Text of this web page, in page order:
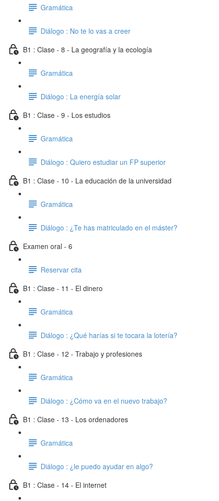
Gramática
Diálogo : No te lo vas a creer
B1 : Clase - 8 - La geografía y la ecología
Gramática
Diálogo : La energía solar
B1 : Clase - 9 - Los estudios
Gramática
Diálogo : Quiero estudiar un FP superior
B1 : Clase - 10 - La educación de la universidad
Gramática
Diálogo : ¿Te has matriculado en el máster?
Examen oral - 6
Reservar cita
B1 : Clase - 11 - El dinero
Gramática
Diálogo : ¿Qué harías si te tocara la lotería?
B1 : Clase - 12 - Trabajo y profesiones
Gramática
Diálogo : ¿Cómo va en el nuevo trabajo?
B1 : Clase - 13 - Los ordenadores
Gramática
Diálogo : ¿le puedo ayudar en algo?
B1 : Clase - 14 - El internet